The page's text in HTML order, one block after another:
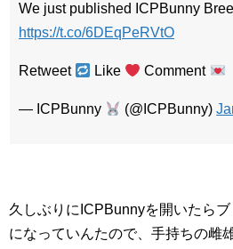
We just published ICPBunny
https://t.co/6DEqPeRVtO
Retweet Like Comment
— ICPBunny (@ICPBunny)
久しぶりにICPBunnyを開いたら
になっていんたので、手持ちの雌